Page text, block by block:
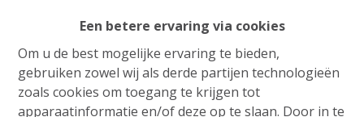
Een betere ervaring via cookies
Om u de best mogelijke ervaring te bieden,
gebruiken zowel wij als derde partijen technologieën
zoals cookies om toegang te krijgen tot
apparaatinformatie en/of deze op te slaan. Door in te
Te koop Te huur